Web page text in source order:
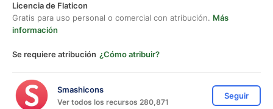
Licencia de Flaticon
Gratis para uso personal o comercial con atribución. Más
información
Se requiere atribución ¿Cómo atribuir?
Smashicons
Ver todos los recursos 280,871
Seguir